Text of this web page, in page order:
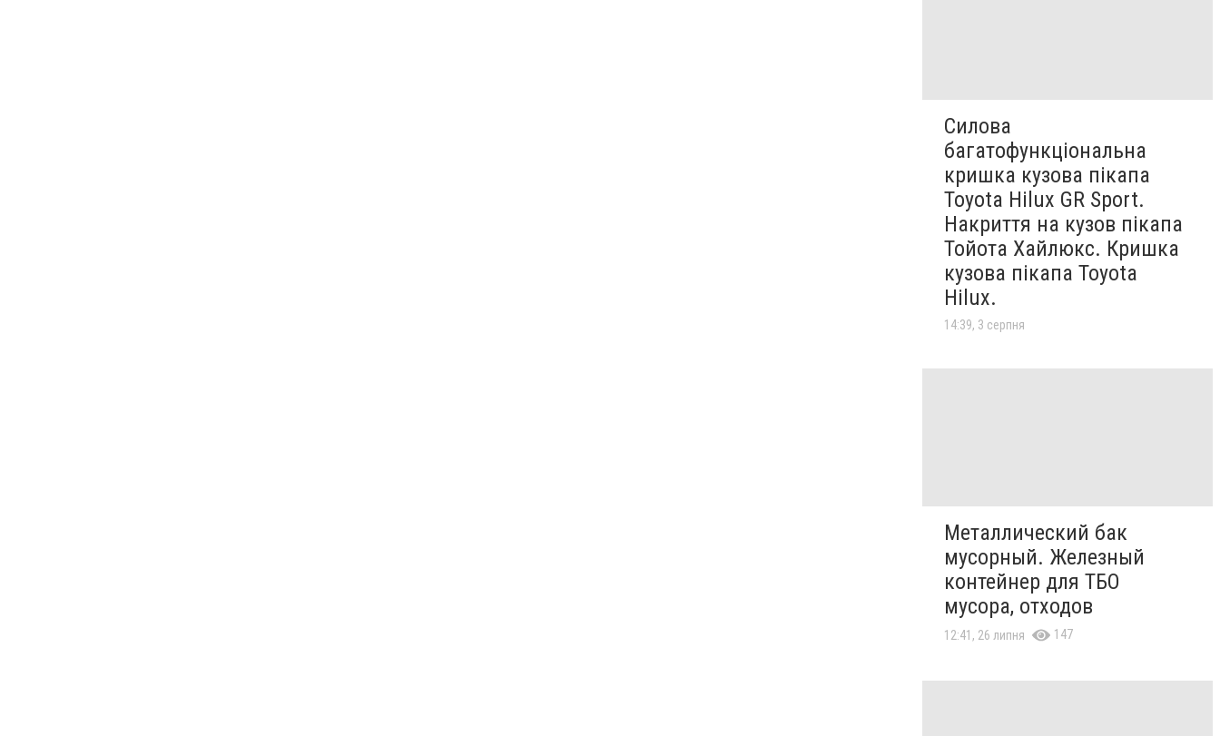
Силова
багатофункціональна
кришка кузова пікапа
Toyota Hilux GR Sport.
Накриття на кузов пікапа
Тойота Хайлюкс. Кришка
кузова пікапа Toyota
Hilux.
14:39, 3 серпня
Металлический бак
мусорный. Железный
контейнер для ТБО
мусора, отходов
12:41, 26 липня 147